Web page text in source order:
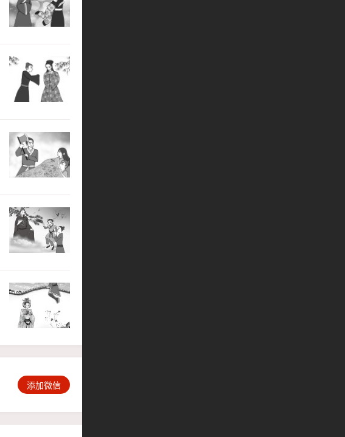
添加微信